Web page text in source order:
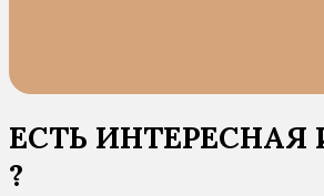
ЕСТЬ ИНТЕРЕСНАЯ
?